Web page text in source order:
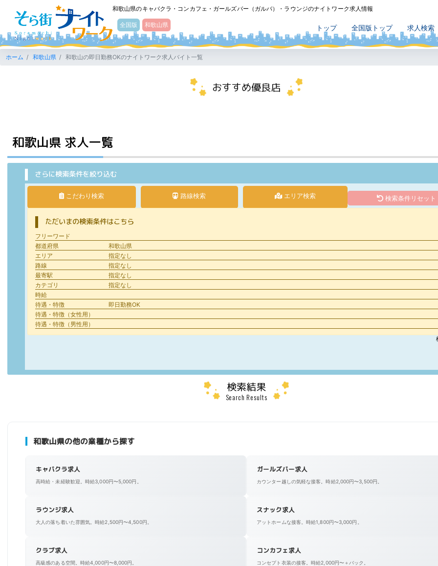
そら街ナイトワーク
和歌山県のキャバクラ・コンカフェ・ガールズバー（ガルバ）・ラウンジのナイトワーク求人情報
全国版 和歌山県 トップ 全国版トップ 求人検索
ホーム 和歌山県 和歌山の即日勤務OKのナイトワーク求人バイト一覧
おすすめ優良店
和歌山県 求人一覧
さらに検索条件を絞り込む
こだわり検索 路線検索 エリア検索 検索条件リセット
ただいまの検索条件はこちら
フリーワード
都道府県
和歌山県
エリア
指定なし
路線
指定なし
最寄駅
指定なし
カテゴリ
指定なし
時給
待遇・特徴
即日勤務OK
待遇・特徴（女性用）
待遇・特徴（男性用）
検索結果
Search Results
和歌山県の他の業種から探す
キャバクラ求人
高時給・未経験歓迎。時給3,000円〜5,000円。
ガールズバー求人
カウンター越しの気軽な接客。時給2,000円〜3,500円。
ラウンジ求人
大人の落ち着いた雰囲気。時給2,500円〜4,500円。
スナック求人
アットホームな接客。時給1,800円〜3,000円。
クラブ求人
高級感のある空間。時給4,000円〜8,000円。
コンカフェ求人
コンセプト衣装の接客。時給2,000円〜＋バック。